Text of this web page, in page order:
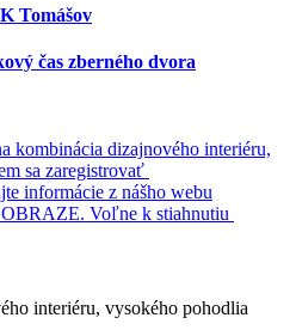
Tomášov
čas zberného dvora
kombinácia dizajnového interiéru,
sa zaregistrovať
informácie z nášho webu
Voľne k stiahnutiu
interiéru, vysokého pohodlia